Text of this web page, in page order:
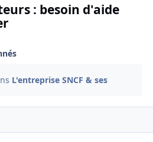
: besoin d'aide
L'entreprise SNCF & ses